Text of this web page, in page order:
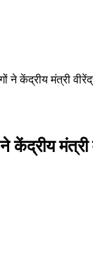
ने केंद्रीय मंत्री
ने केंद्रीय